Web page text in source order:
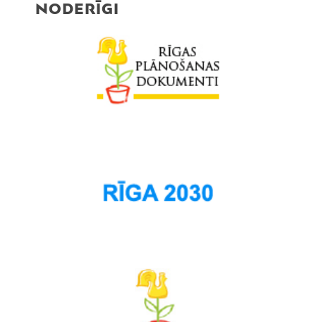
NODERĪGI